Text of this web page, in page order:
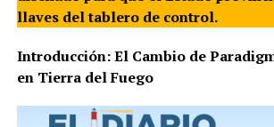
llaves del tablero de control.
Introducción: El Cambio de
en Tierra del Fuego